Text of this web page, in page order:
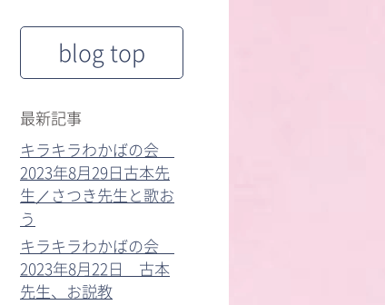
blog top
最新記事
キラキラわかばの会
2023年8月29日古本先
生／さつき先生と歌お
う
キラキラわかばの会
2023年8月22日 古本
先生、お説教